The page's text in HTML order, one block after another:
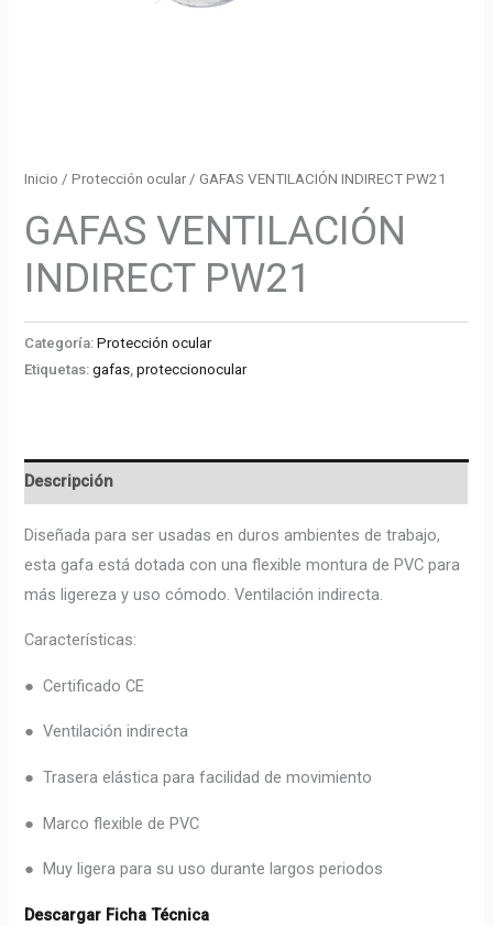
Inicio /Protección ocular/ GAFAS VENTILACIÓN INDIRECT PW21
GAFAS VENTILACIÓN
INDIRECT PW21
Categoría:Protección ocular
Etiquetas:gafas ,proteccionocular
Descripción
Diseñada para ser usadas en duros ambientes de trabajo,
esta gafa está dotada con una flexible montura de PVC para
más ligereza y uso cómodo. Ventilación indirecta.
Características:
● Certificado CE
● Ventilación indirecta
● Trasera elástica para facilidad de movimiento
● Marco flexible de PVC
● Muy ligera para su uso durante largos periodos
Descargar Ficha Técnica